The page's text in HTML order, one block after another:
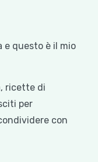
e questo è il mio
ricette di
per
con